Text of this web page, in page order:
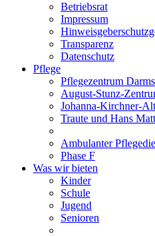
Betriebsrat
Impressum
Transparenz
Datenschutz
Pflege
Pflegezentrum
August-Stunz-
Johanna-Kirchner-
Traute und Hans
Ambulanter
Phase F
Was wir bieten
Kinder
Schule
Jugend
Senioren